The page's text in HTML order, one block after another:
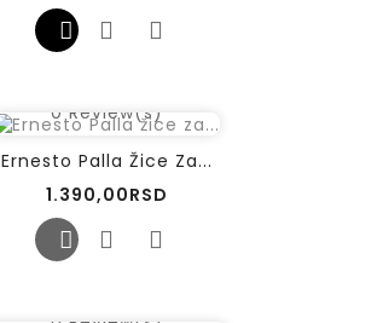
0Review(s)
Ernesto Palla Žice Za...
1.390,00RSD